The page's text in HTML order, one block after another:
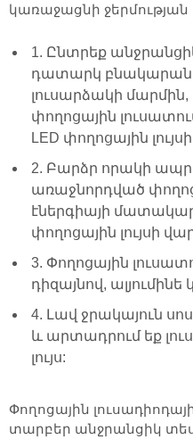
կառաջացնի
1. Ընտրեք անջրանցիկ
դատարկ բնակարան,
լուսարձակի մարմին,
փողոցային
LED փողոցային
2. Բարձր որակի
առաջնորդված
էներգիայի
փողոցային լույսի
3. Փողոցային
դիզայնով, ալյումինե
4. Լավ ջրակայուն
և արտադրում եք
լույս:
Փողոցային
տարբեր անջրանցիկ